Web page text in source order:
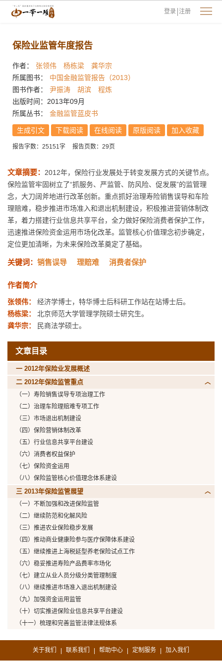
登录 注册
保险业监管年度报告
作者： 张领伟 杨栋梁
龚华宗
所属图书：
中国金融监管报告（2013）
图书作者：
尹振涛 胡滨
程炼
出版时间：2013年09月
所属丛书：
金融监管蓝皮书
生成引文 下载阅读 在线阅读 原版阅读 加入收藏
报告字数：25151字 报告页数：29页
文章摘要： 2012年，保险行业发展处于转变发展方式的关键节点。
保险监管牢固树立了“抓服务、严监管、防风险、促发展”的监管理
念，大刀阔斧地进行改革创新。重点抓好治理寿险销售误导和车险
理赔难，稳步推进市场准入和退出机制建设，积极推进营销体制改
革，着力搭建行业信息共享平台，全力做好保险消费者保护工作，
迅速推进保险资金运用市场化改革。监管核心价值理念初步确定，
定位更加清晰，为未来保险改革奠定了基础。
关键词： 销售误导 理赔难 消费者保护
作者简介
张领伟：
经济学博士，特华博士后科研工作站在站博士后。
杨栋梁：
北京师范大学管理学院硕士研究生。
龚华宗：
民商法学硕士。
文章目录
一 2012年保险业发展概述
二 2012年保险监管重点
（一）寿险销售误导专项治理工作
（二）治理车险理赔难专项工作
（三）市场退出机制建设
（四）保险营销体制改革
（五）行业信息共享平台建设
（六）消费者权益保护
（七）保险资金运用
（八）保险监管核心价值理念体系建设
三 2013年保险监管展望
（一）不断加强和改进保险监管
（二）继续防范和化解风险
（三）推进农业保险稳步发展
（四）推动商业健康险参与医疗保障体系建设
（五）继续推进上海税延型养老保险试点工作
（六）稳妥推进寿险产品费率市场化
（七）建立从业人员分级分类管理制度
（八）继续推进市场准入退出机制建设
（九）加强资金运用监管
（十）切实推进保险业信息共享平台建设
（十一）梳理和完善监管法律法规体系
关于我们 | 联系我们 | 帮助中心 | 定制服务 | 加入我们